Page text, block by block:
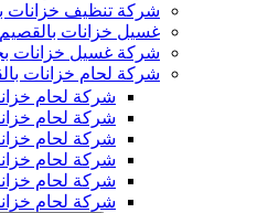
شركة تنظيف خزانات
غسيل خزانات بالقصيم
شركة غسيل خزانات
شركة لحام خزانات
شركة لحام
شركة لحام
شركة لحام
شركة لحام
شركة لحام
شركة لحام